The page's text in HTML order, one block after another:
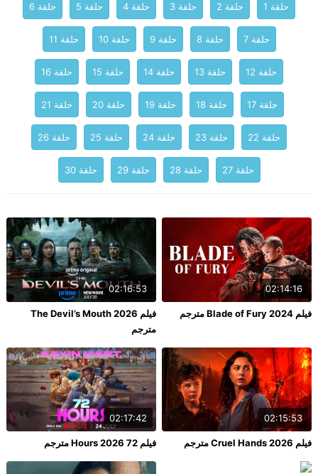
حلقة 1 حلقة 2 حلقة 3 حلقة 4 حلقة 5 حلقة 6
حلقة 7 حلقة 8 حلقة 9 حلقة 10 حلقة 11
حلقة 12 حلقة 13 حلقة 14 حلقة 15 حلقة 16
حلقة 17 حلقة 18 حلقة 19 حلقة 20 حلقة 21
حلقة 22 حلقة 23 حلقة 24 حلقة 25 حلقة 26
حلقة 27 حلقة 28 حلقة 29 حلقة 30
02:14:16
فيلم Blade of Fury 2024 مترجم
02:16:53
فيلم The Devil’s Mouth 2026
مترجم
02:15:53
فيلم Cruel Hands 2026 مترجم
02:17:42
فيلم 72 Hours 2026 مترجم